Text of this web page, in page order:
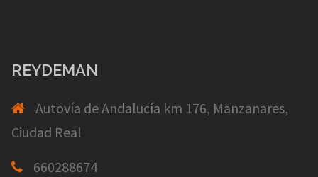
REYDEMAN
Autovía de Andalucía km 176, Manzanares,
Ciudad Real
660288674